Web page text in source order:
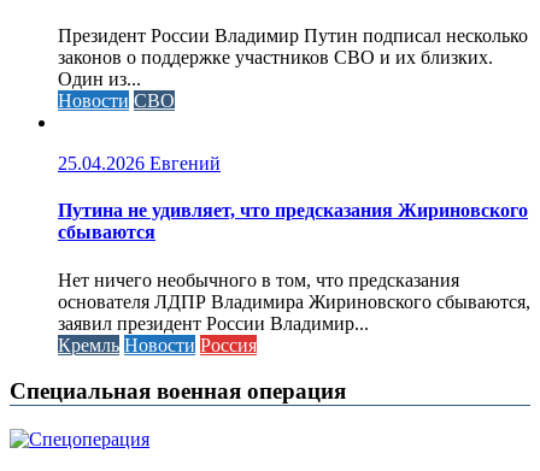
Президент России Владимир Путин подписал несколько
законов о поддержке участников СВО и их близких.
Один из...
Новости СВО
25.04.2026 Евгений
Путина не удивляет, что предсказания Жириновского
сбываются
Нет ничего необычного в том, что предсказания
основателя ЛДПР Владимира Жириновского сбываются,
заявил президент России Владимир...
Кремль Новости Россия
Специальная военная операция